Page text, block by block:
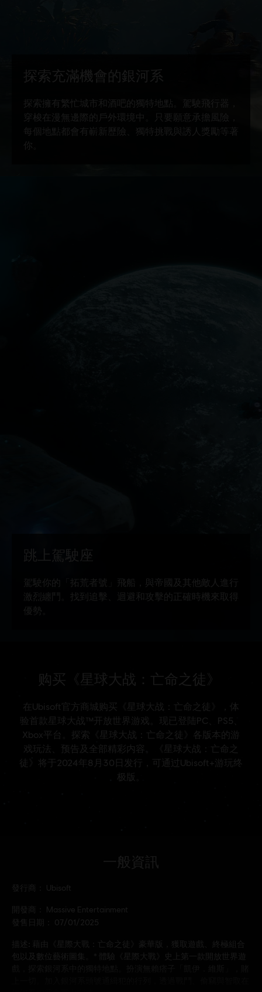
一般資訊
發行商： Ubisoft
開發商： Massive Entertainment
發售日期： 07/01/2025
描述:
藉由《星際大戰：亡命之徒》豪華版，獲取遊戲、終極組合
包以及數位藝術圖集。* 體驗《星際大戰》史上第一款開放世界遊